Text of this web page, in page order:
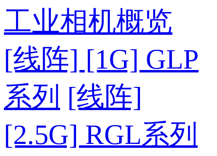
工业相机概览
[线阵] [1G] GLP
系列 [线阵]
[2.5G] RGL系列